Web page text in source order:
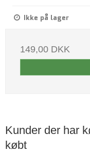
Ikke på lager
149,00 DKK
Kunder der har
købt